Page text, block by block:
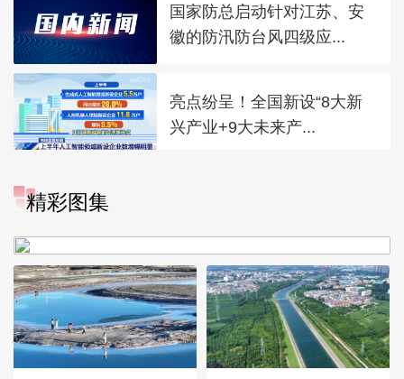
国家防总启动针对江苏、安
徽的防汛防台风四级应...
亮点纷呈！全国新设“8大新
兴产业+9大未来产...
精彩图集
“大地指纹”奏响夏夜文旅乐